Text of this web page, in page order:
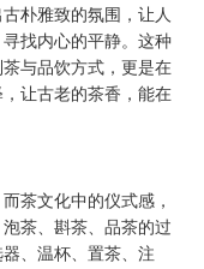
朴雅致的氛围，让人
找内心的平静。这种
与品饮方式，更是在
让古老的茶香，能在
茶文化中的仪式感，
茶、斟茶、品茶的过
、温杯、置茶、注